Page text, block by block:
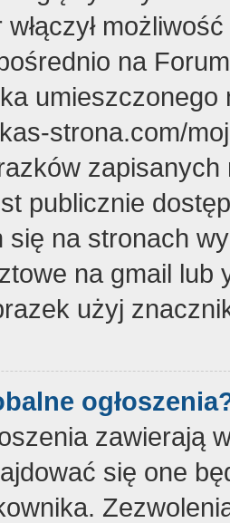
na
strona.com/
publicznie
się na stronach
na gmail lub
użyj
zawierają
się one